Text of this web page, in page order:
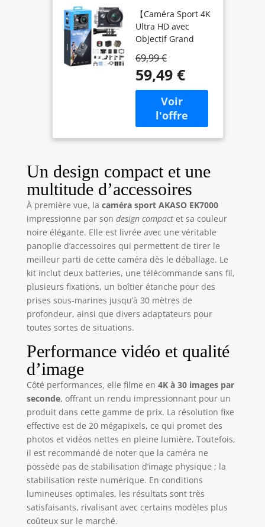
WiFi 4K
Camera
Étanche
Stabilisateur
【Caméra Sport 4K
Ultra HD avec
Objectif Grand
Enregistrement
vidéo jusqu'à
4K/30fps et
2,7K/30fps et
photos 20MP. La
résolution est
environ 4x plus
traditionnelles.
【Caméra Étanche
40M】AKASO
Caméra Étanche
EK7000 est conçue
pour les
environnements
extrêmes. Équipé
d'un boîtier
étanche il peut
prendre des
photos sous l'eau
pour les activités
le surf, etc. Le
paquet contient en
outre un set de 19
accessoires qui
permet de fixer la
caméra presque
partout.
【Stabilisation
Électronique de
L'Image】 : La
stabilisation
69,99 €
59,49 €
Un design compact et une
multitude d’accessoires
À première vue, la caméra sport AKASO EK7000
impressionne par son design compactet sa couleur
noire élégante. Elle est livrée avec une véritable
panoplie d’accessoires qui permettent de tirer le
meilleur parti de cette caméra dès le déballage. Le
kit inclut deux batteries, une télécommande sans fil,
plusieurs fixations, un boîtier étanche pour des
prises sous-marines jusqu’à 30 mètres de
profondeur, ainsi que divers adaptateurs pour
toutes sortes de situations.
Performance vidéo et qualité
d’image
Côté performances, elle filme en 4K à 30 images par
seconde, offrant un rendu impressionnant pour un
produit dans cette gamme de prix. La résolution fixe
effective est de 20 mégapixels, ce qui promet des
photos et vidéos nettes en pleine lumière. Toutefois,
il est recommandé de noter que la caméra ne
possède pas de stabilisation d’image physique ; la
stabilisation reste numérique. En conditions
lumineuses optimales, les résultats sont très
satisfaisants, rivalisant avec certains modèles plus
coûteux sur le marché.